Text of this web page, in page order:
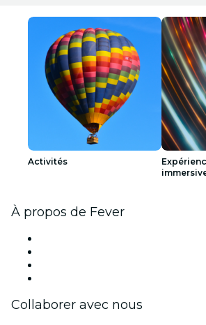
Activités
À propos de Fever
Collaborer avec nous